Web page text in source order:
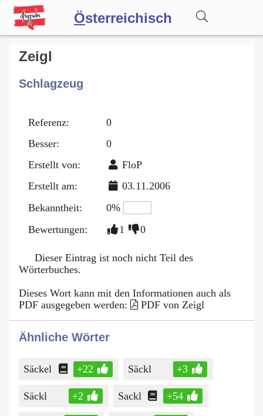
Österreichisch
Wörterbuch
Forum
Blog
Zeigl
Schlagzeug
Referenz:
0
Besser:
0
Erstellt von:
FloP
Erstellt am:
03.11.2006
Bekanntheit:
0%
Bewertungen:
1 0
Dieser Eintrag ist noch nicht Teil des
Wörterbuches.
Dieses Wort kann mit den Informationen auch als
PDF ausgegeben werden:
PDF von Zeigl
Ähnliche Wörter
Säckel +22 Säckl +3
Säckl +2 Sackl +54